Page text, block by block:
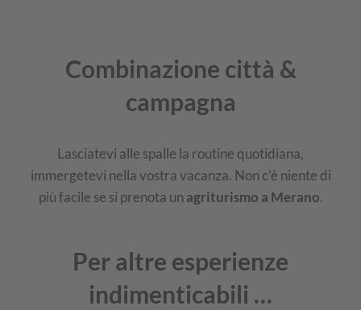
Combinazione città &
campagna
Lasciatevi alle spalle la routine quotidiana,
immergetevi nella vostra vacanza. Non c’è niente di
più facile se si prenota un agriturismo a Merano.
Per altre esperienze
indimenticabili …